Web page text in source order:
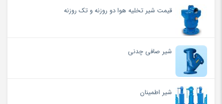
قیمت شیر تخلیه هوا دو روزنه و تک روزنه
شیر صافی چدنی
شیر اطمینان